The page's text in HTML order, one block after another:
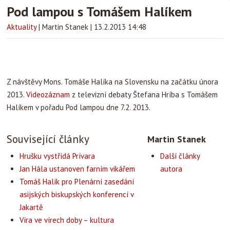
Pod lampou s Tomášem Halíkem
Aktuality | Martin Stanek | 13.2.2013 14:48
Z návštěvy Mons. Tomáše Halíka na Slovensku na začátku února
2013. Videozáznam z televizní debaty Štefana Hríba s Tomášem
Halíkem v pořadu Pod lampou dne 7.2. 2013.
Související články
Hrušku vystřídá Prívara
Jan Hála ustanoven farním vikářem
Tomáš Halík pro Plenární zasedání
asijských biskupských konferencí v
Jakartě
Víra ve vírech doby – kultura
Martin Stanek
Další články
autora